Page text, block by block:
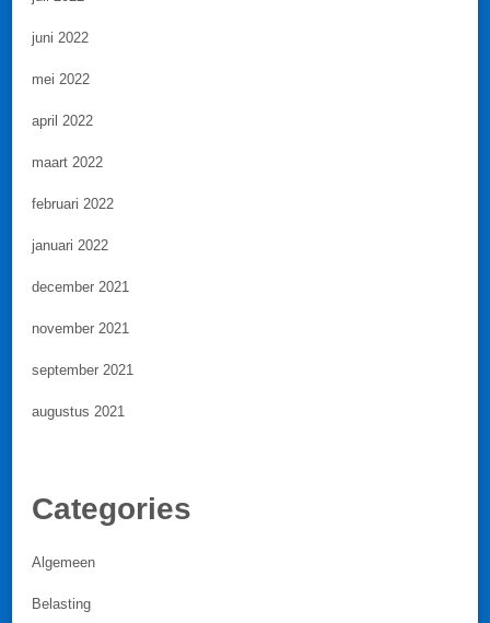
juni 2022
mei 2022
april 2022
maart 2022
februari 2022
januari 2022
december 2021
november 2021
september 2021
augustus 2021
Categories
Algemeen
Belasting